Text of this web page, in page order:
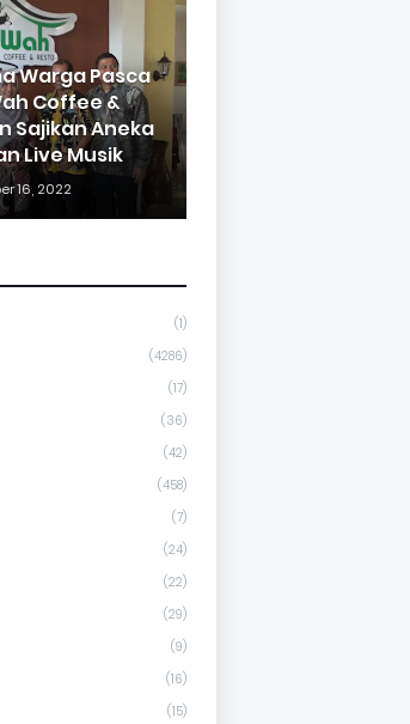
Warga Pasca
Coffee &
Sajikan Aneka
Live Musik
16, 2022
(1)
(4286)
(17)
(36)
(42)
(458)
(7)
(24)
(22)
(29)
(9)
(16)
(15)